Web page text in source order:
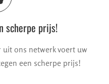
scherpe prijs!
ons netwerk voert uw
een scherpe prijs!